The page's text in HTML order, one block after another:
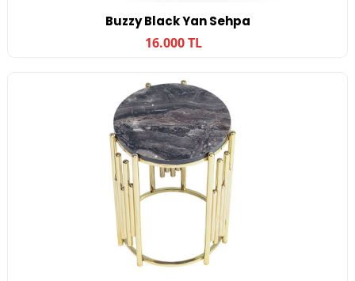
Buzzy Black Yan Sehpa
16.000 TL